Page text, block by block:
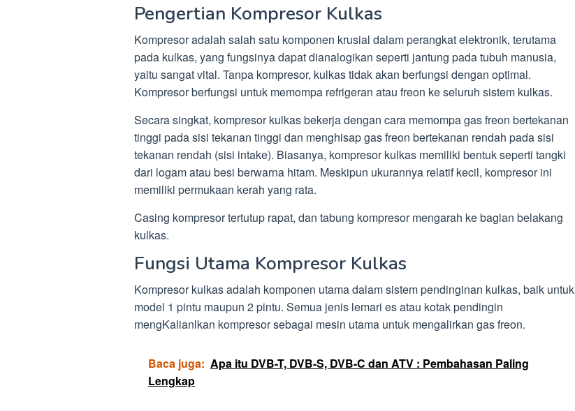
Pengertian Kompresor Kulkas
Kompresor adalah salah satu komponen krusial dalam perangkat elektronik, terutama
pada kulkas, yang fungsinya dapat dianalogikan seperti jantung pada tubuh manusia,
yaitu sangat vital. Tanpa kompresor, kulkas tidak akan berfungsi dengan optimal.
Kompresor berfungsi untuk memompa refrigeran atau freon ke seluruh sistem kulkas.
Secara singkat, kompresor kulkas bekerja dengan cara memompa gas freon bertekanan
tinggi pada sisi tekanan tinggi dan menghisap gas freon bertekanan rendah pada sisi
tekanan rendah (sisi intake). Biasanya, kompresor kulkas memiliki bentuk seperti tangki
dari logam atau besi berwarna hitam. Meskipun ukurannya relatif kecil, kompresor ini
memiliki permukaan kerah yang rata.
Casing kompresor tertutup rapat, dan tabung kompresor mengarah ke bagian belakang
kulkas.
Fungsi Utama Kompresor Kulkas
Kompresor kulkas adalah komponen utama dalam sistem pendinginan kulkas, baik untuk
model 1 pintu maupun 2 pintu. Semua jenis lemari es atau kotak pendingin
mengKalianlkan kompresor sebagai mesin utama untuk mengalirkan gas freon.
Baca juga: Apa itu DVB-T, DVB-S, DVB-C dan ATV : Pembahasan Paling
Lengkap